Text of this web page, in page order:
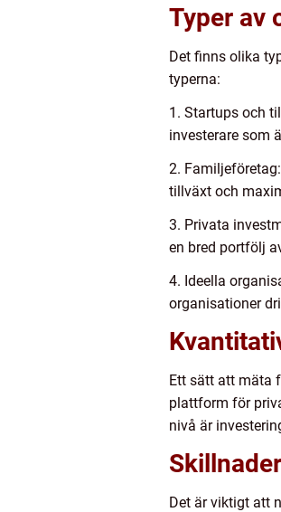
Typer av
Det finns olika
typerna:
1. Startups och
investerare som
2.
tillväxt och
3. Privata
en bred portfölj
4. Ideella
organisationer
Ett sätt att mäta
plattform för
nivå är
Det är viktigt att